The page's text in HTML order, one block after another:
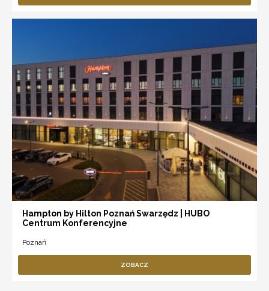
Hampton by Hilton Poznań Swarzędz | HUBO
Centrum Konferencyjne
Poznań
ZOBACZ